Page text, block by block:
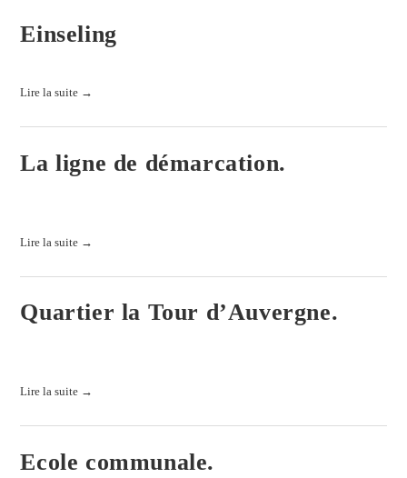
Einseling
Lire la suite →
La ligne de démarcation.
Lire la suite →
Quartier la Tour d’Auvergne.
Lire la suite →
Ecole communale.